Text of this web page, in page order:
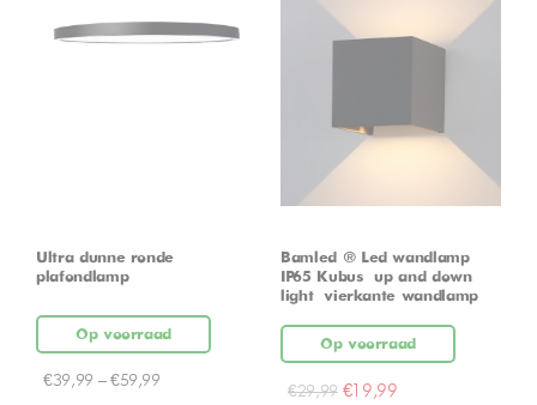
Ultra dunne ronde
plafondlamp
Op voorraad
€39,99 –€59,99
Bamled ® Led wandlamp
IP65 Kubus – up and down
light – vierkante wandlamp
Op voorraad
€29,99 €19,99